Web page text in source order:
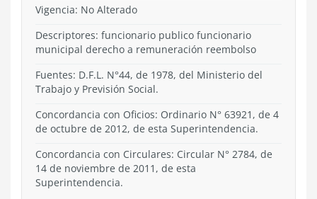
Vigencia: No Alterado
Descriptores: funcionario publico funcionario
municipal derecho a remuneración reembolso
Fuentes: D.F.L. N°44, de 1978, del Ministerio del
Trabajo y Previsión Social.
Concordancia con Oficios: Ordinario N° 63921, de 4
de octubre de 2012, de esta Superintendencia.
Concordancia con Circulares: Circular N° 2784, de
14 de noviembre de 2011, de esta
Superintendencia.